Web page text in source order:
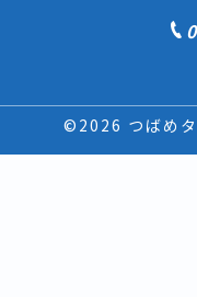
©2026 つばめ